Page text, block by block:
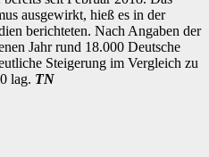
ausgewirkt, hieß es in der
berichteten. Nach Angaben der
Jahr rund 18.000 Deutsche
Steigerung im Vergleich zu
lag. TN